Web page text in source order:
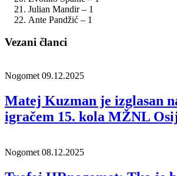
Julian Mandir – 1
Ante Pandžić – 1
Vezani članci
Nogomet 09.12.2025
Matej Kuzman je izglasan
igračem 15. kola MŽNL
Nogomet 08.12.2025